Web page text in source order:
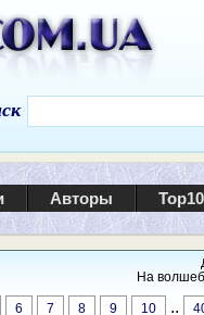
Авторы
На
6 7 8 9 10 ..